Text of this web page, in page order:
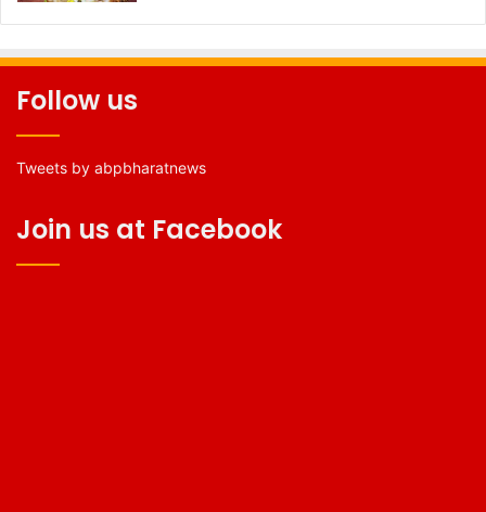
Follow us
Tweets by abpbharatnews
Join us at Facebook